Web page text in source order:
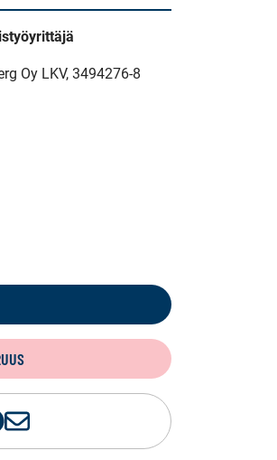
Oy LKV, 3494276-8
J